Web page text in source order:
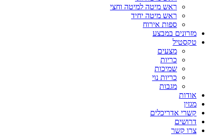
ראש מיטה למיטה וחצי
ראש מיטה יחיד
ספות אירוח
מזרונים במבצע
טקסטיל
מצעים
כריות
שמיכות
כריות נוי
מגבות
אודות
מגזין
קשרי אדריכלים
דרושים
צרו קשר